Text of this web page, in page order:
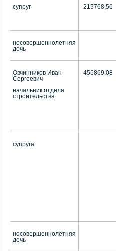
супруг 215768,56
несовершеннолетняя
дочь
Овчинников Иван
Сергеевич
начальник отдела
строительства
456869,08
супруга
несовершеннолетняя
дочь